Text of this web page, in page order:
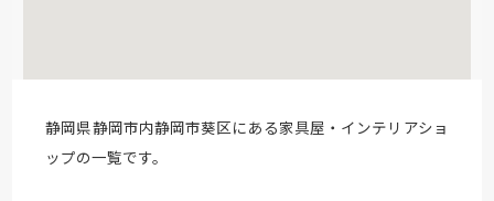
静岡県静岡市内静岡市葵区にある家具屋・インテリアショ
ップの一覧です。